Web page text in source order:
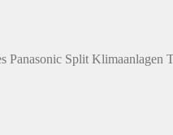
Split Klimaanlagen